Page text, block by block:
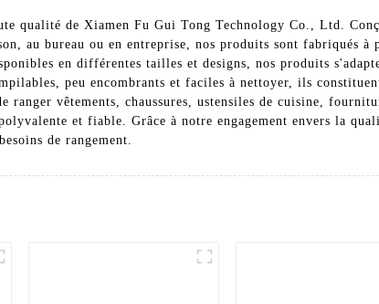
qualité de Xiamen Fu Gui Tong Technology Co., Ltd.
au bureau ou en entreprise, nos produits sont fabriqués à
en différentes tailles et designs, nos produits
peu encombrants et faciles à nettoyer, ils
ranger vêtements, chaussures, ustensiles de cuisine,
et fiable. Grâce à notre engagement envers la
de rangement.